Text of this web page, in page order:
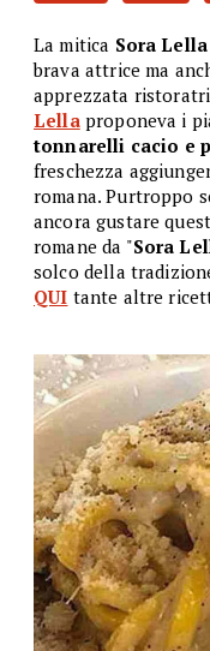
La mitica Sora Lella
brava attrice ma
apprezzata
Lellaproponeva i
tonnarelli cacio e
freschezza
romana. Purtroppo
ancora gustare
romane da "Sora
solco della
QUI tante altre